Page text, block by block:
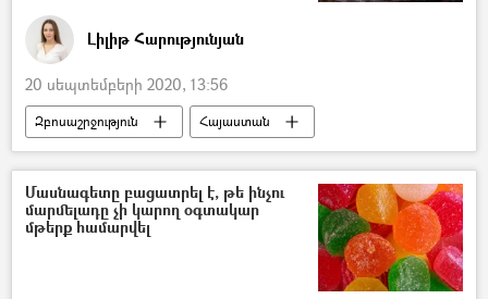
Լիլիթ Հարությունյան
20 սեպտեմբերի 2020, 13:56
Զբոսաշրջություն
Հայաստան
Նորավանք
Տաթևի վանք
Քարահունջ
Խնձորեսկ Արենի
Մասնագետը բացատրել է, թե ինչու
մարմելադը չի կարող օգտակար
մթերք համարվել